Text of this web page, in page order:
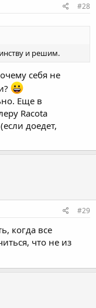
#28
и решим.
себя не
Еще в
Racota
доедет,
#29
когда все
что не из